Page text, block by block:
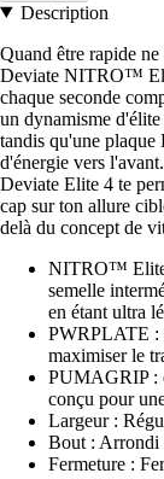
Description
Quand être rapide
Deviate NITRO™
chaque seconde
un dynamisme
tandis qu'une plaque
d'énergie vers
Deviate Elite 4 te
cap sur ton allure
delà du concept de
NITRO™ Elite
semelle
en étant ultra
PWRPLATE :
maximiser le
PUMAGRIP :
conçu pour
Largeur :
Bout : Arrondi
Fermeture :